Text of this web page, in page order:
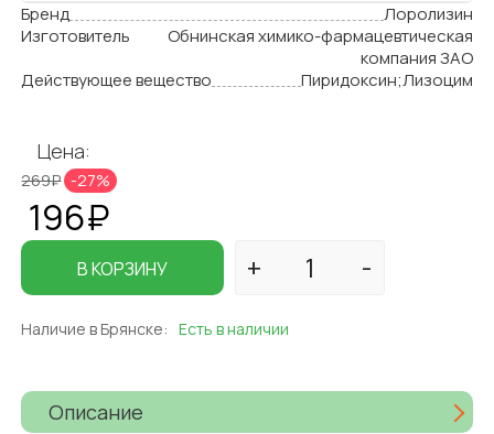
Бренд
Лоролизин
Изготовитель
Обнинская химико-фармацевтическая
компания ЗАО
Действующее вещество
Пиридоксин;Лизоцим
Цена:
269₽ -27%
196₽
В КОРЗИНУ
Наличие в Брянске: Есть в наличии
Описание